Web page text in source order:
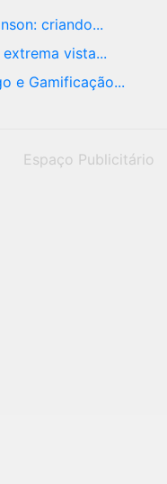
criando...
extrema vista...
e Gamificação...
Espaço Publicitário